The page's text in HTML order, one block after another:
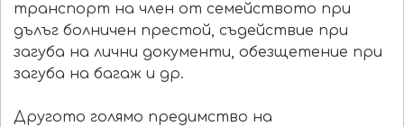
транспорт на член от семейството при
дълъг болничен престой, съдействие при
загуба на лични документи, обезщетение при
загуба на багаж и др.
Другото голямо предимство на